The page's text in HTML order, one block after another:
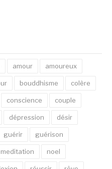
amour amoureux
bouddhisme colère
conscience couple
dépression désir
guérir guérison
meditation noel